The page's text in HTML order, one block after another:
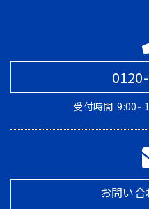
受付時間
お問い